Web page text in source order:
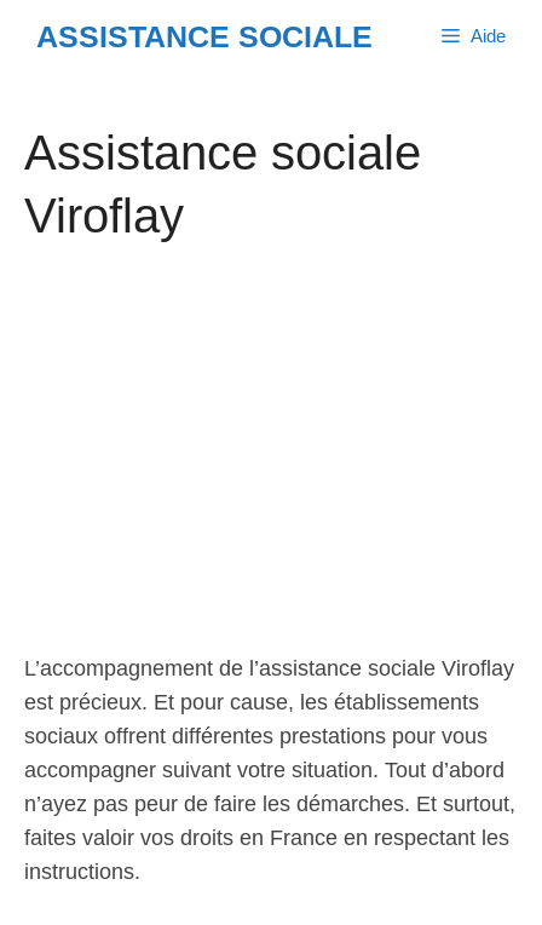
ASSISTANCE SOCIALE Aide
Assistance sociale
Viroflay
L’accompagnement de l’assistance sociale Viroflay
est précieux. Et pour cause, les établissements
sociaux offrent différentes prestations pour vous
accompagner suivant votre situation. Tout d’abord
n’ayez pas peur de faire les démarches. Et surtout,
faites valoir vos droits en France en respectant les
instructions.